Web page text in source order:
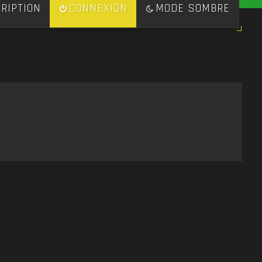
MODE SOMBRE
CONNEXION